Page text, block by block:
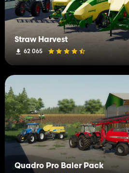
Straw Harvest
62 065
Quadro Pro Baler Pack